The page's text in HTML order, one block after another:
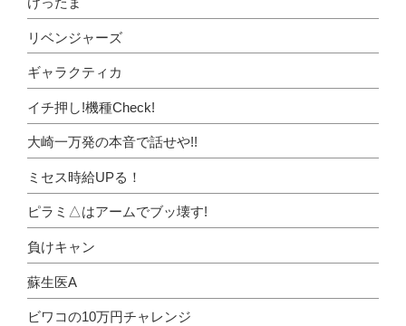
リベンジャーズ
ギャラクティカ
イチ押し!機種Check!
大崎一万発の本音で話せや!!
ミセス時給UPる！
ピラミ△はアームでブッ壊す!
負けキャン
蘇生医A
ビワコの10万円チャレンジ